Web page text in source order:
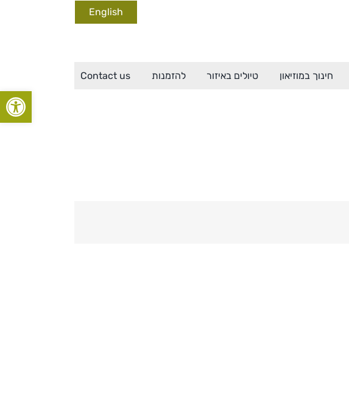
פתח
English
חינוך במוזיאון טיולים באיזור להזמנות Contact us